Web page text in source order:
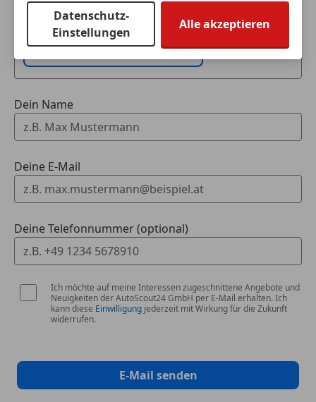
schließend
*Ottopartikelfilter
*Frontscheibe in Wärmeschutzverglasung
*Fußmatten vorn und hinten
*Verbandmaterial und Wardreieck
*Bordwerkzeug im Gepäckraum
*Audi pre sense basic
*Volldach
*Ladekantenschutz in Kunststoff
Ich möchte mein Auto in Zahlung geben
(unverbindlich).
Fahrzeugdaten hinzufügen
Dein Name
Deine E-Mail
Deine Telefonnummer (optional)
Ich möchte auf meine Interessen zugeschnittene Angebote und
Neuigkeiten der AutoScout24 GmbH per E-Mail erhalten. Ich
kann diese Einwilligung jederzeit mit Wirkung für die Zukunft
widerrufen.
E-Mail senden
Datenschutz-
Einstellungen
Alle akzeptieren